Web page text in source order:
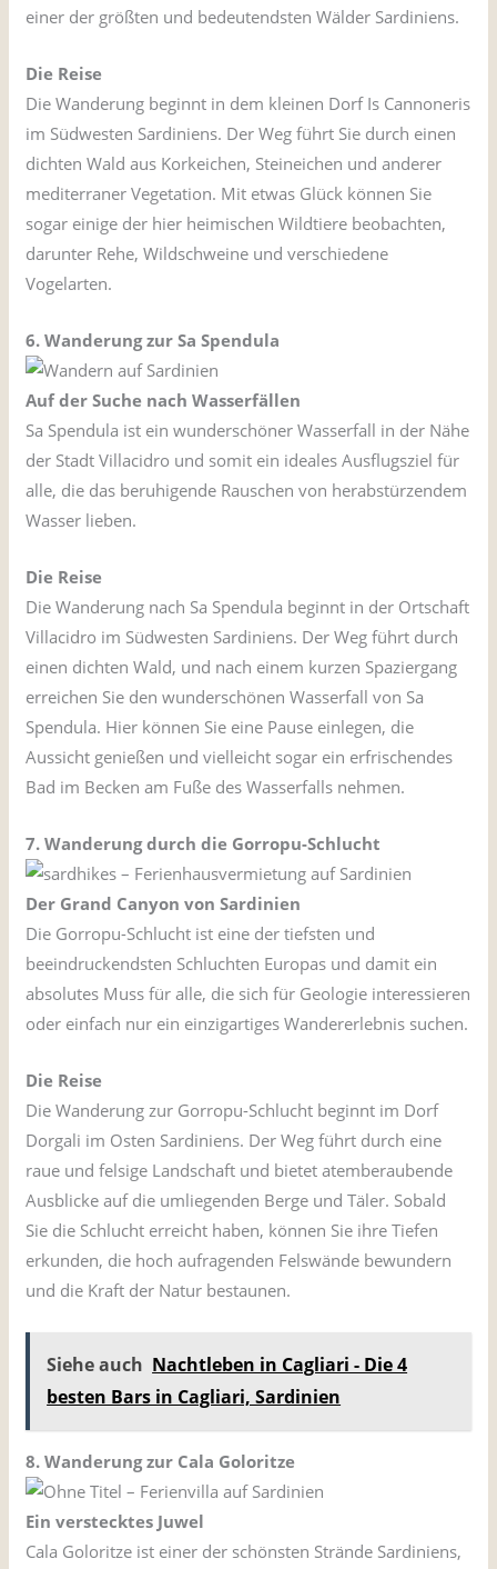
einer der größten und bedeutendsten Wälder Sardiniens.
Die Reise
Die Wanderung beginnt in dem kleinen Dorf Is Cannoneris
im Südwesten Sardiniens. Der Weg führt Sie durch einen
dichten Wald aus Korkeichen, Steineichen und anderer
mediterraner Vegetation. Mit etwas Glück können Sie
sogar einige der hier heimischen Wildtiere beobachten,
darunter Rehe, Wildschweine und verschiedene
Vogelarten.
6. Wanderung zur Sa Spendula
Auf der Suche nach Wasserfällen
Sa Spendula ist ein wunderschöner Wasserfall in der Nähe
der Stadt Villacidro und somit ein ideales Ausflugsziel für
alle, die das beruhigende Rauschen von herabstürzendem
Wasser lieben.
Die Reise
Die Wanderung nach Sa Spendula beginnt in der Ortschaft
Villacidro im Südwesten Sardiniens. Der Weg führt durch
einen dichten Wald, und nach einem kurzen Spaziergang
erreichen Sie den wunderschönen Wasserfall von Sa
Spendula. Hier können Sie eine Pause einlegen, die
Aussicht genießen und vielleicht sogar ein erfrischendes
Bad im Becken am Fuße des Wasserfalls nehmen.
7. Wanderung durch die Gorropu-Schlucht
Der Grand Canyon von Sardinien
Die Gorropu-Schlucht ist eine der tiefsten und
beeindruckendsten Schluchten Europas und damit ein
absolutes Muss für alle, die sich für Geologie interessieren
oder einfach nur ein einzigartiges Wandererlebnis suchen.
Die Reise
Die Wanderung zur Gorropu-Schlucht beginnt im Dorf
Dorgali im Osten Sardiniens. Der Weg führt durch eine
raue und felsige Landschaft und bietet atemberaubende
Ausblicke auf die umliegenden Berge und Täler. Sobald
Sie die Schlucht erreicht haben, können Sie ihre Tiefen
erkunden, die hoch aufragenden Felswände bewundern
und die Kraft der Natur bestaunen.
Siehe auch Nachtleben in Cagliari - Die 4
besten Bars in Cagliari, Sardinien
8. Wanderung zur Cala Goloritze
Ein verstecktes Juwel
Cala Goloritze ist einer der schönsten Strände Sardiniens,